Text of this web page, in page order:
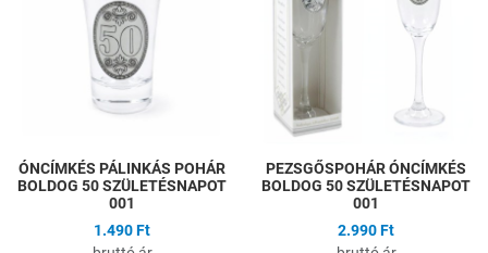
Gyors nézet
ÓNCÍMKÉS PÁLINKÁS POHÁR
BOLDOG 50 SZÜLETÉSNAPOT
001
1.490 Ft
PEZSGŐSPOHÁR ÓNCÍMKÉS
BOLDOG 50 SZÜLETÉSNAPOT
001
2.990 Ft